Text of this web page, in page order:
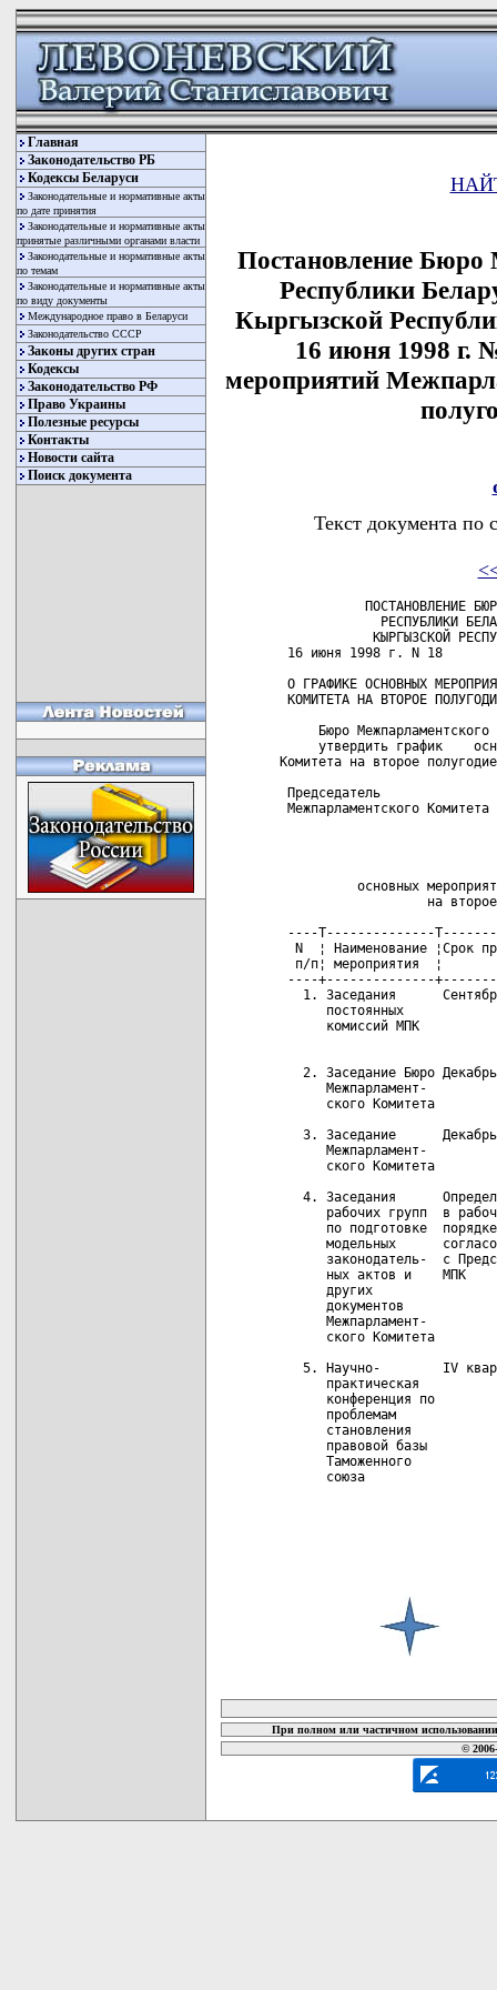
Главная
Законодательство РБ
Кодексы Беларуси
Законодательные и нормативные акты
по дате принятия
Законодательные и нормативные акты
принятые различными органами власти
Законодательные и нормативные акты
по темам
Законодательные и нормативные акты
по виду документы
Международное право в Беларуси
Законодательство СССР
Законы других стран
Кодексы
Законодательство РФ
Право Украины
Полезные ресурсы
Контакты
Новости сайта
Поиск документа
Постановление Бюро
Республики
Кыргызской
16 июня 1998 г.
мероприятий
Текст документа по
ПОСТАНОВЛЕНИЕ
РЕСПУБЛИКИ
КЫРГЫЗСКОЙ
16 июня 1998 г. N 18
О ГРАФИКЕ ОСНОВНЫХ
КОМИТЕТА НА ВТОРОЕ
Бюро Межпарламентского
утвердить график
Комитета на второе
Председатель
Межпарламентского
основных
на
----T--------------
N  ¦ Наименование ¦Срок
п/п¦ мероприятия  ¦
----+--------------
1. Заседания
постоянных
комиссий МПК
2. Заседание Бюро
Межпарламент-
      ского Комитета
3. Заседание
      Межпарламент-
      ского Комитета
4. Заседания
рабочих групп  в
по подготовке
модельных
законодатель-  с
      ных актов и    МПК
      других
      документов
      Межпарламент-
      ского Комитета
5. Научно-        IV
практическая
конференция по
      проблемам
      становления
      правовой базы
      Таможенного
      союза
При полном или частичном
©